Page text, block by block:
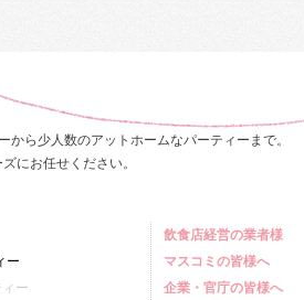
ら少人数のアットホームなパーティーまで。
にお任せください。
ー
ー
飲食店経営の業者様
マスコミの皆様へ
企業・官庁の皆様へ